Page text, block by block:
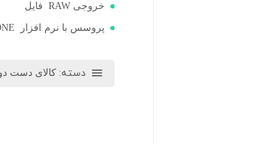
خروجی RAW فایل
پروسس با نرم افزار CAPTURE ONE فیزوان
دسته: کالای دست